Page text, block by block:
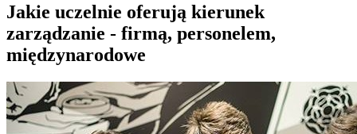
Jakie uczelnie oferują kierunek
zarządzanie - firmą, personelem,
międzynarodowe